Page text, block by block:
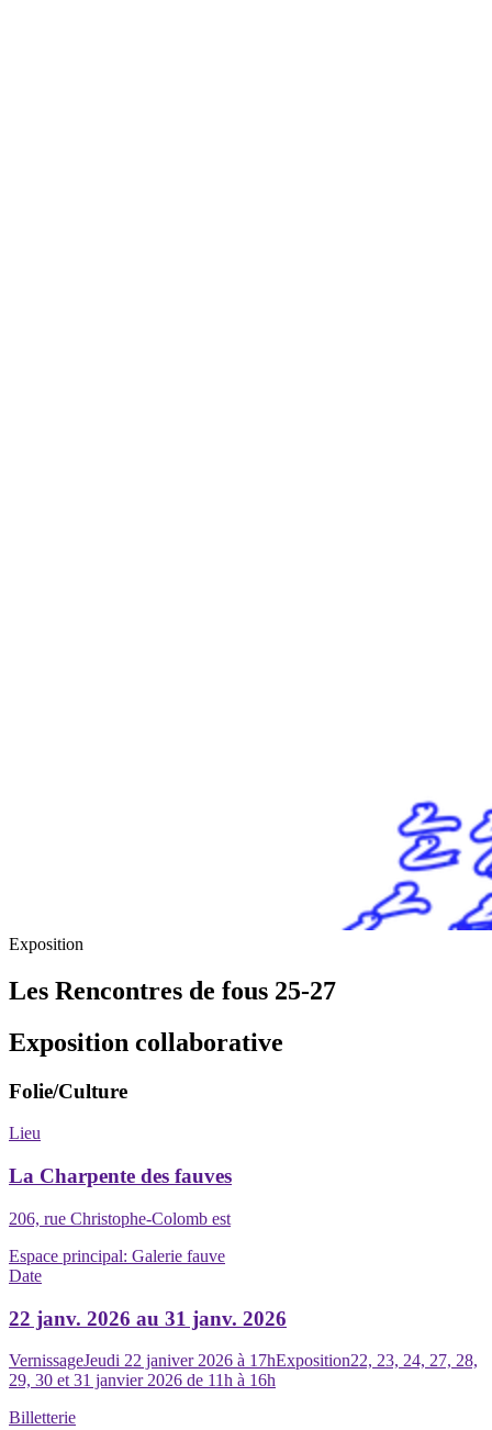
Exposition
Les Rencontres de fous 25-27
Exposition collaborative
Folie/Culture
Lieu
La Charpente des fauves
206, rue Christophe-Colomb est
Espace principal: Galerie fauve
Date
22 janv. 2026 au 31 janv. 2026
VernissageJeudi 22 janiver 2026 à 17hExposition22, 23, 24, 27, 28,
29, 30 et 31 janvier 2026 de 11h à 16h
Billetterie